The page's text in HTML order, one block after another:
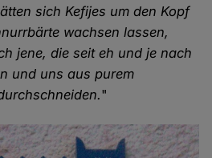
sich Kefijes um den Kopf
wachsen lassen,
jene, die seit eh und je nach
und uns aus purem
"